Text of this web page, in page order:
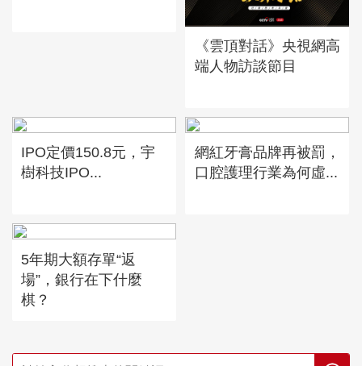
《雲頂對話》央視網高
端人物訪談節目
IPO定價150.8元，宇
樹科技IPO...
網紅牙膏品牌再被罰，
口腔護理行業為何虛...
5年期大額存單“返
場”，銀行在下什麼
棋？